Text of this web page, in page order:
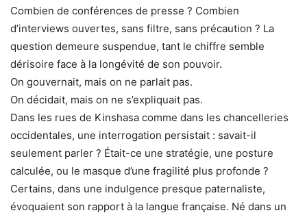
Combien de conférences de presse ? Combien
d’interviews ouvertes, sans filtre, sans précaution ? La
question demeure suspendue, tant le chiffre semble
dérisoire face à la longévité de son pouvoir.
On gouvernait, mais on ne parlait pas.
On décidait, mais on ne s’expliquait pas.
Dans les rues de Kinshasa comme dans les chancelleries
occidentales, une interrogation persistait : savait-il
seulement parler ? Était-ce une stratégie, une posture
calculée, ou le masque d’une fragilité plus profonde ?
Certains, dans une indulgence presque paternaliste,
évoquaient son rapport à la langue française. Né dans un